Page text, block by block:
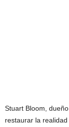
Stuart Bloom,
restaurar la